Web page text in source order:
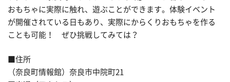
おもちゃに実際に触れ、遊ぶことができます。体験イベント
が開催されている日もあり、実際にからくりおもちゃを作る
ことも可能！ ぜひ挑戦してみては？
■住所
（奈良町情報館）奈良市中院町21